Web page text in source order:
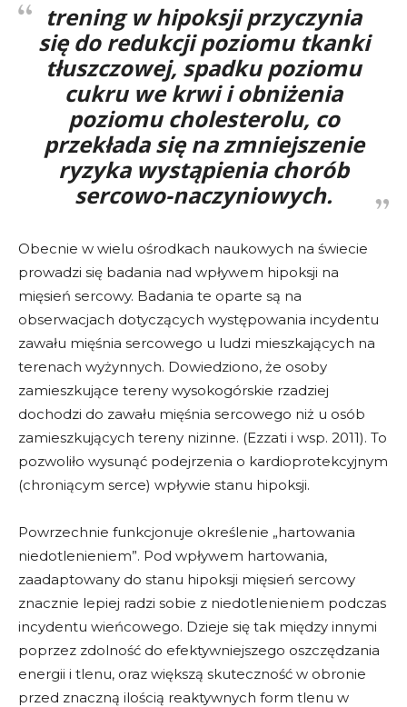
trening w hipoksjiprzyczynia
się do redukcjipoziomu tkanki
tłuszczowej, spadku poziomu
cukru we krwiiobniżenia
poziomu cholesterolu, co
przekłada się nazmniejszenie
ryzyka wystąpienia chorób
sercowo-naczyniowych.
Obecnie w wielu ośrodkach naukowych na świecie
prowadzi się badania nad wpływem hipoksji na
mięsień sercowy. Badania te oparte są na
obserwacjach dotyczących występowania incydentu
zawału mięśnia sercowego u ludzi mieszkających na
terenach wyżynnych. Dowiedziono, że osoby
zamieszkujące tereny wysokogórskie rzadziej
dochodzi do zawału mięśnia sercowego niż u osób
zamieszkujących tereny nizinne. (Ezzati i wsp. 2011). To
pozwoliło wysunąć podejrzenia o kardioprotekcyjnym
(chroniącym serce) wpływie stanu hipoksji.
Powrzechnie funkcjonuje określenie „hartowania
niedotlenieniem”. Pod wpływem hartowania,
zaadaptowany do stanu hipoksji mięsień sercowy
znacznie lepiej radzi sobie z niedotlenieniem podczas
incydentu wieńcowego. Dzieje się tak między innymi
poprzez zdolność do efektywniejszego oszczędzania
energii i tlenu, oraz większą skuteczność w obronie
przed znaczną ilością reaktywnych form tlenu w